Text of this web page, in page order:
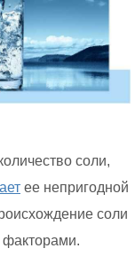
соли,
ее непригодной
соли
факторами.